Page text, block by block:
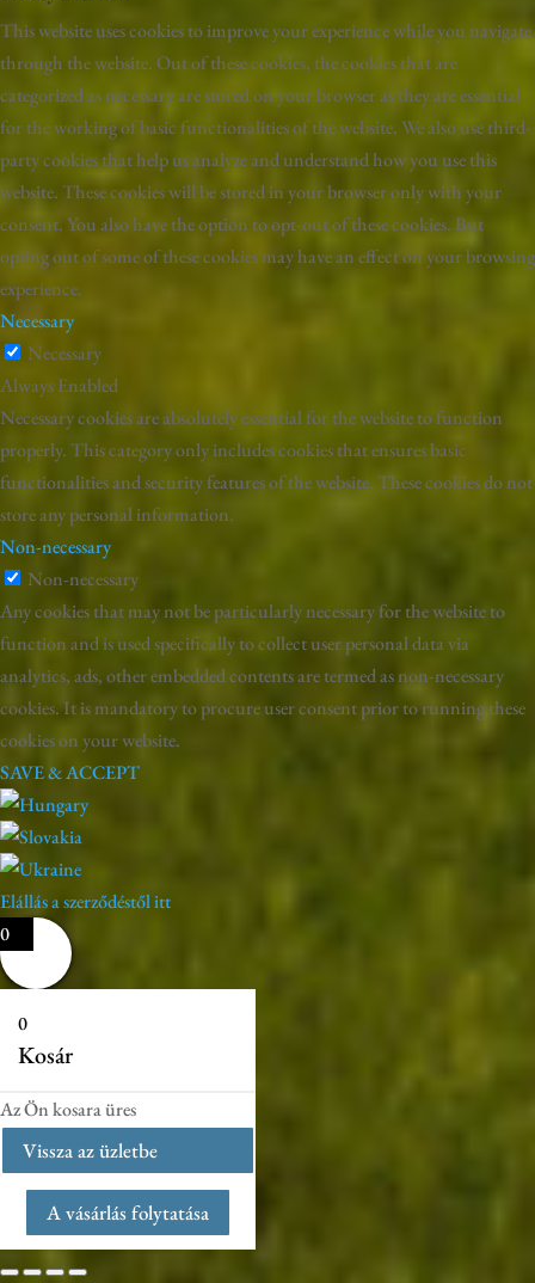
This website uses cookies to improve your experience while you navigate
through the website. Out of these cookies, the cookies that are
categorized as necessary are stored on your browser as they are essential
for the working of basic functionalities of the website. We also use third-
party cookies that help us analyze and understand how you use this
website. These cookies will be stored in your browser only with your
consent. You also have the option to opt-out of these cookies. But
opting out of some of these cookies may have an effect on your browsing
experience.
Necessary
Necessary
Always Enabled
Necessary cookies are absolutely essential for the website to function
properly. This category only includes cookies that ensures basic
functionalities and security features of the website. These cookies do not
store any personal information.
Non-necessary
Non-necessary
Any cookies that may not be particularly necessary for the website to
function and is used specifically to collect user personal data via
analytics, ads, other embedded contents are termed as non-necessary
cookies. It is mandatory to procure user consent prior to running these
cookies on your website.
SAVE & ACCEPT
Elállás a szerződéstől itt
0
0
Kosár
Az Ön kosara üres
Vissza az üzletbe
A vásárlás folytatása